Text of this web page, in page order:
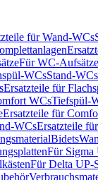
für Wand-WCs
Für WC-
WCsStand-WCs
Ersatzteile für
WCsTiefspül-
Ersatzteile für
WCsErsatzteile
Bidets
Für Sigma
Für Delta UP-